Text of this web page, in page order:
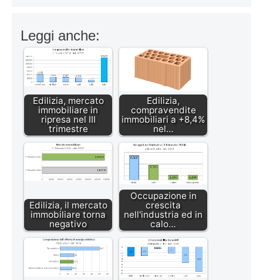
Leggi anche:
Edilizia, mercato
immobiliare in
ripresa nel III
trimestre
Edilizia,
compravendite
immobiliari a +8,4%
nel…
Edilizia, il mercato
immobiliare torna
negativo
Occupazione in
crescita
nell'industria ed in
calo…